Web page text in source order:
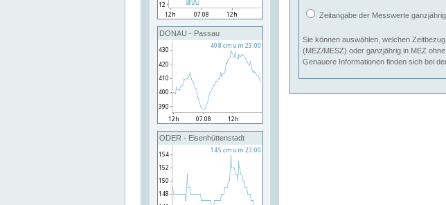
DONAU - Passau
ODER - Eisenhüttenstadt
Zeitangabe der Messwerte
Sie können auswählen, welchen
(MEZ/MESZ) oder ganzjährig in MEZ ohne
Genauere Informationen finden sich bei